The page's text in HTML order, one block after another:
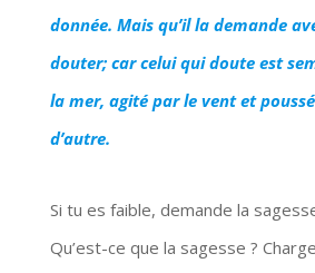
donnée. Mais qu’il la demande
douter; car celui qui doute est
la mer, agité par le vent et
d’autre.
Si tu es faible, demande la
Qu’est-ce que la sagesse ?